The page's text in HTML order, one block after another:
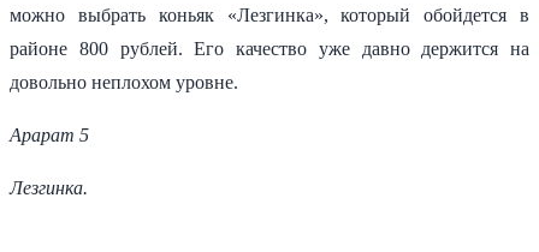
можно выбрать коньяк «Лезгинка», который обойдется в
районе 800 рублей. Его качество уже давно держится на
довольно неплохом уровне.
Арарат 5
Лезгинка.